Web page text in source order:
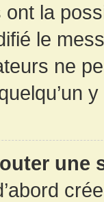
ont la
le
ne
une